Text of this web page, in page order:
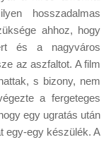
hosszadalmas
ahhoz, hogy
és a nagyváros
az aszfaltot. A film
s bizony, nem
a fergeteges
egy ugratás után
egy-egy készülék. A